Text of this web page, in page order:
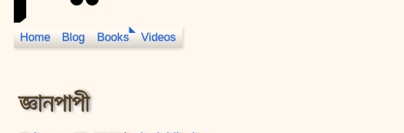
Home Blog Books Videos
জ্ঞানপাপী